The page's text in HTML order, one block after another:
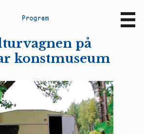
Program
på
konstmuseum